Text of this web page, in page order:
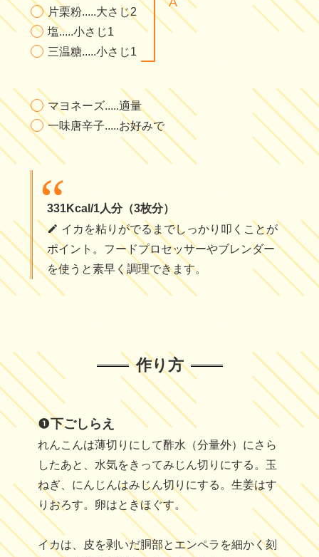
片栗粉.....大さじ2
塩.....小さじ1
三温糖.....小さじ1
マヨネーズ.....適量
一味唐辛子.....お好みで
331Kcal/1人分（3枚分）
イカを粘りがでるまでしっかり叩くことが
ポイント。フードプロセッサーやブレンダー
を使うと素早く調理できます。
作り方
下ごしらえ
れんこんは薄切りにして酢水（分量外）にさら
したあと、水気をきってみじん切りにする。玉
ねぎ、にんじんはみじん切りにする。生姜はす
りおろす。卵はときほぐす。
イカは、皮を剥いだ胴部とエンペラを細かく刻